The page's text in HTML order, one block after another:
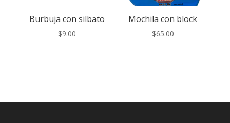
Burbuja con silbato
$9.00
Mochila con block
$65.00